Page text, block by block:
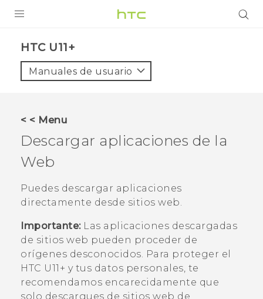
VIVE
VIVERSE
AYUDA
Dispositivos y accesorios HTC
HTC U11+‎
Manuales de usuario
< < Menu
Descargar aplicaciones de la
Web
Puedes descargar aplicaciones
directamente desde sitios web.
Importante:Las aplicaciones descargadas
de sitios web pueden proceder de
orígenes desconocidos. Para proteger el
HTC U11‍+ y tus datos personales, te
recomendamos encarecidamente que
solo descargues de sitios web de